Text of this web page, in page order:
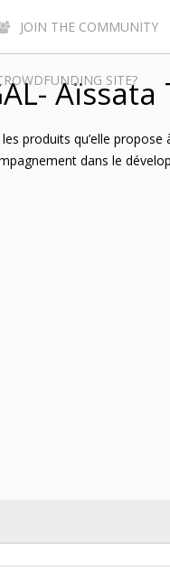
JOIN THE COMMUNITY
SITE?
produits qu’elle
dans le